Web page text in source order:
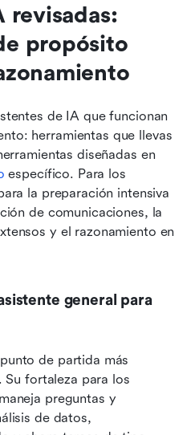
revisadas:
propósito
de IA que funcionan
herramientas que llevas
diseñadas en
específico. Para los
la preparación intensiva
de comunicaciones, la
y el razonamiento en
general para
de partida más
fortaleza para los
preguntas y
de datos,